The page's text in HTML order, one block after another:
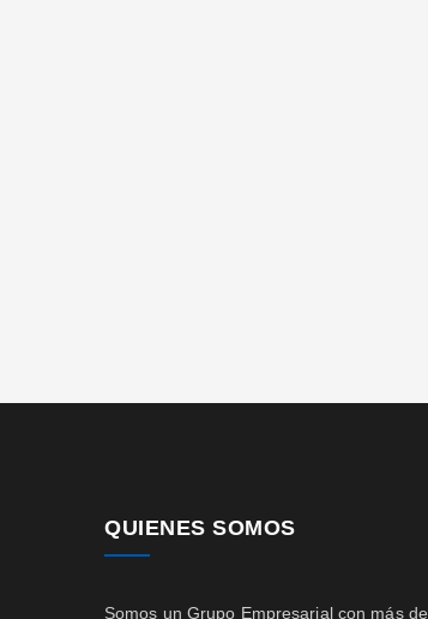
QUIENES SOMOS
Somos un Grupo Empresarial con más de